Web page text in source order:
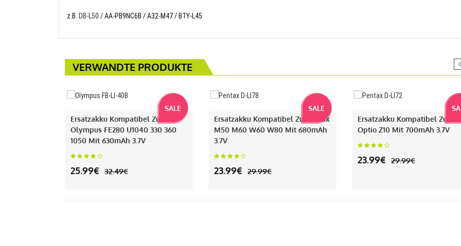
z.B. DB-L50 / AA-PB9NC6B / A32-M47 / BTY-L45
VERWANDTE PRODUKTE
SALE
Ersatzakku Kompatibel Zu
Olympus FE280 U1040 330 360
1050 Mit 630mAh 3.7V
25.99€ 32.49€
SALE
Ersatzakku Kompatibel Zu Pentax
M50 M60 W60 W80 Mit 680mAh
3.7V
23.99€ 29.99€
Ersatzakku Kompatibel Zu
Optio Z10 Mit 700mAh 3.7V
23.99€ 29.99€